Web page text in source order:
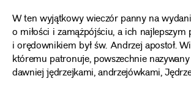
W ten wyjątkowy wieczór panny na
o miłości i zamążpójściu, a ich
i orędownikiem był św. Andrzej apostoł.
któremu patronuje, powszechnie
dawniej jędrzejkami, andrzejówkami,